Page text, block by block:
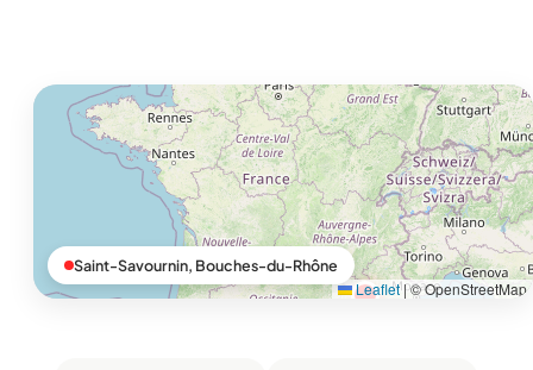
Leaflet |© OpenStreetMap
Saint-Savournin, Bouches-du-Rhône